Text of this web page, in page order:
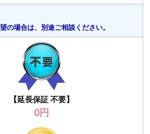
の場合は、別途ご相談ください。
【延長保証 不要】
0円